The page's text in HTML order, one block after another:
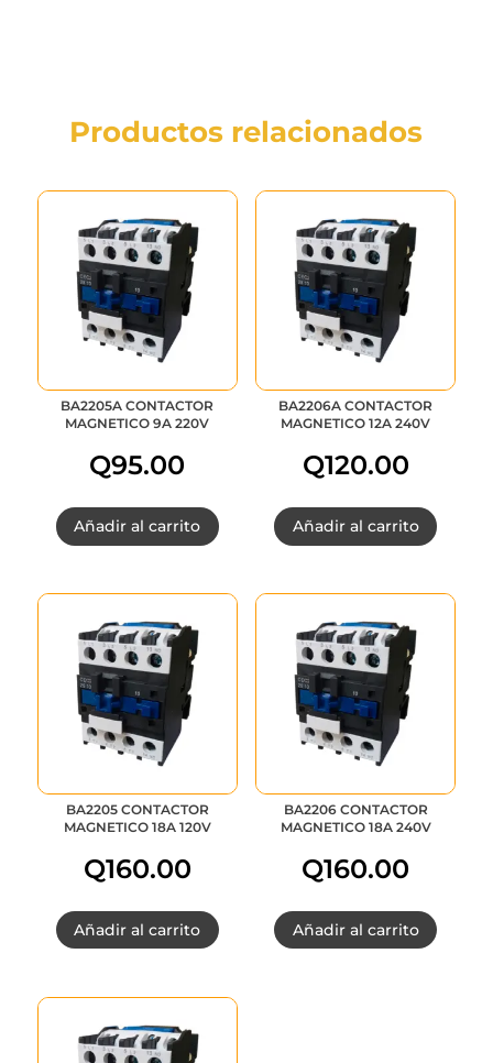
Productos relacionados
BA2205A CONTACTOR
MAGNETICO 9A 220V
Q95.00
Añadir al carrito
BA2206A CONTACTOR
MAGNETICO 12A 240V
Q120.00
Añadir al carrito
BA2205 CONTACTOR
MAGNETICO 18A 120V
Q160.00
Añadir al carrito
BA2206 CONTACTOR
MAGNETICO 18A 240V
Q160.00
Añadir al carrito